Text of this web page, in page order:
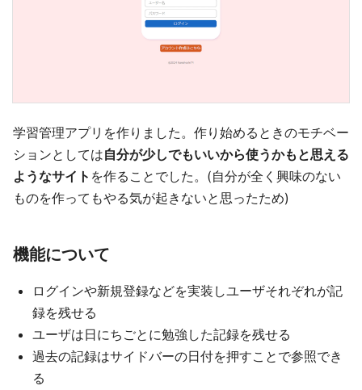
学習管理アプリを作りました。作り始めるときのモチベー
ションとしては自分が少しでもいいから使うかもと思える
ようなサイト を作ることでした。(自分が全く興味のない
ものを作ってもやる気が起きないと思ったため)
機能について
ログインや新規登録などを実装しユーザそれぞれが記
録を残せる
ユーザは日にちごとに勉強した記録を残せる
過去の記録はサイドバーの日付を押すことで参照でき
る